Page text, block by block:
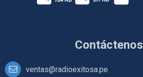
Contáctenos
ventas@radioexitosa.pe